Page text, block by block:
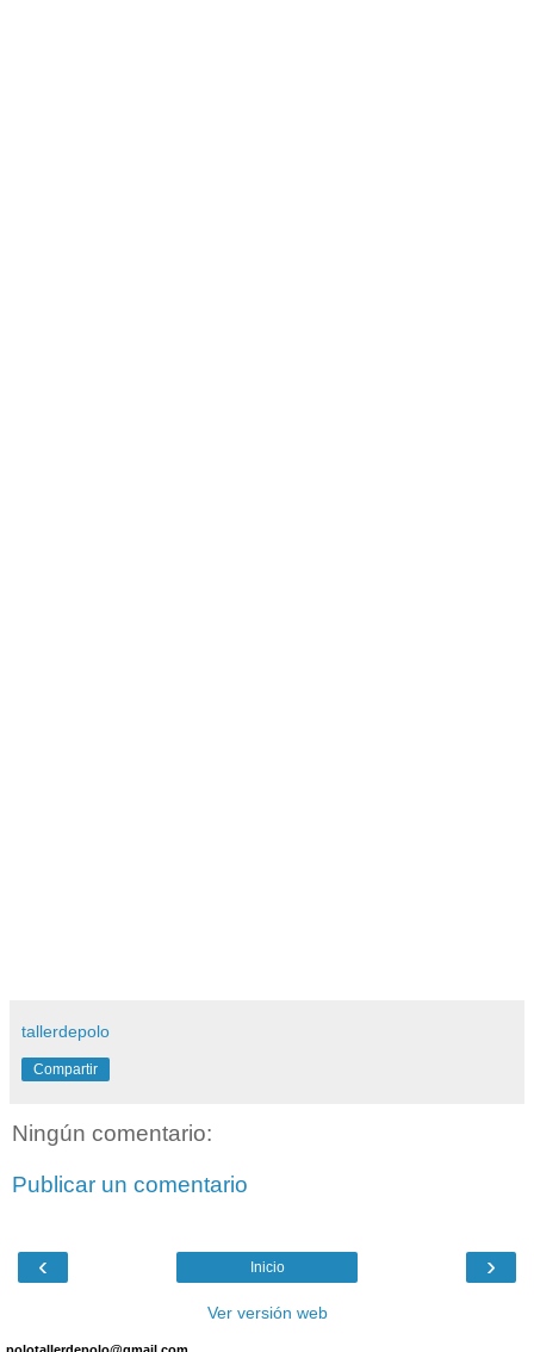
tallerdepolo
Compartir
Ningún comentario:
Publicar un comentario
‹ ›
Inicio
Ver versión web